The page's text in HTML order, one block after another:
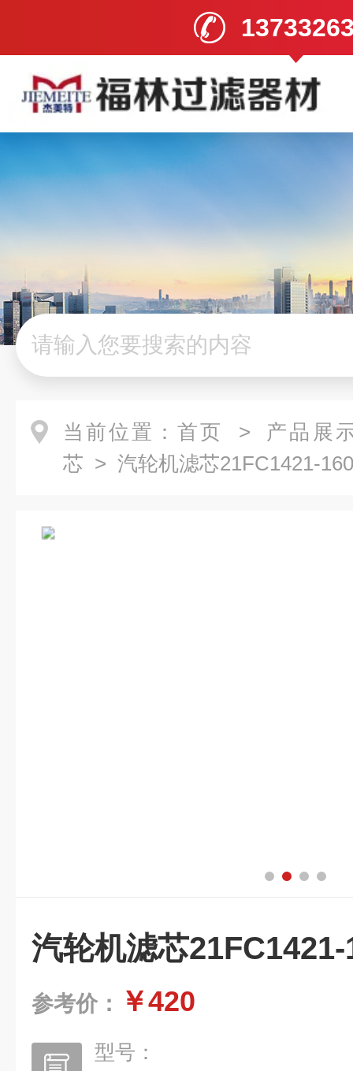
当前位置： 首页 > 产品展
芯 > 汽轮机滤芯21FC1421-
汽轮机滤芯
参考价： ￥420
型号：